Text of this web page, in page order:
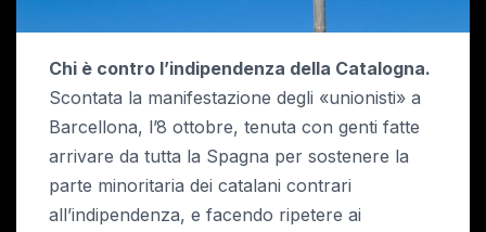
Chi è contro l’indipendenza della Catalogna.
Scontata la manifestazione degli «unionisti» a
Barcellona, l’8 ottobre, tenuta con genti fatte
arrivare da tutta la Spagna per sostenere la
parte minoritaria dei catalani contrari
all’indipendenza, e facendo ripetere ai